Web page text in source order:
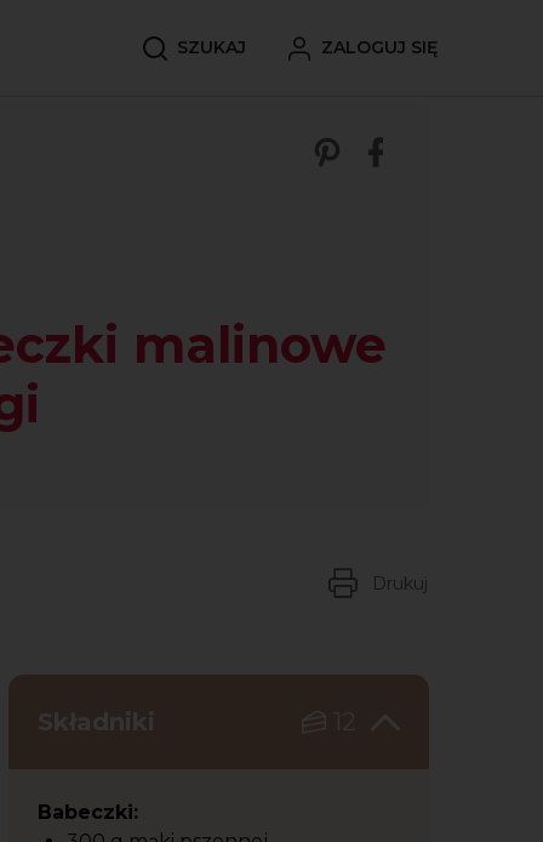
SZUKAJ ZALOGUJ SIĘ
malinowe
Zobacz nasze
Udostępnij
Drukuj
Składniki 12
Babeczki: